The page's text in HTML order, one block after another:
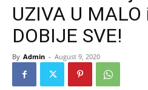
UZIVA U MALO
DOBIJE SVE!
By Admin - August 9, 2020